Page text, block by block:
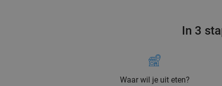
In 3
Waar wil je uit eten?